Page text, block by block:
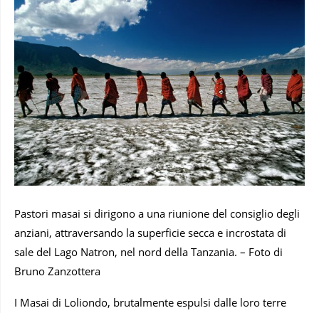
Pastori masai si dirigono a una riunione del consiglio degli
anziani, attraversando la superficie secca e incrostata di
sale del Lago Natron, nel nord della Tanzania. – Foto di
Bruno Zanzottera
I Masai di Loliondo, brutalmente espulsi dalle loro terre